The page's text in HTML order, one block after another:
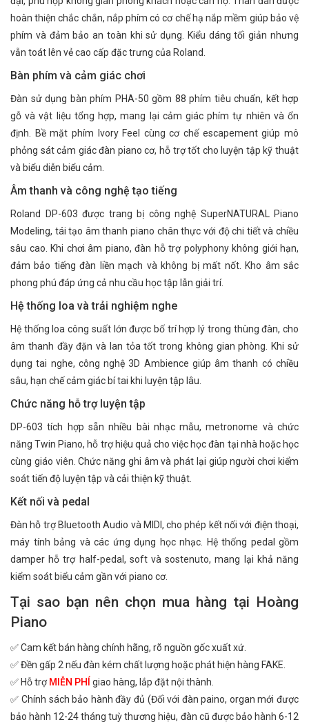
hoàn thiện chắc chắn, nắp phím có cơ chế hạ nắp mềm giúp bảo vệ
phím và đảm bảo an toàn khi sử dụng. Kiểu dáng tối giản nhưng
vẫn toát lên vẻ cao cấp đặc trưng của Roland.
Bàn phím và cảm giác chơi
Đàn sử dụng bàn phím PHA-50 gồm 88 phím tiêu chuẩn, kết hợp
gỗ và vật liệu tổng hợp, mang lại cảm giác phím tự nhiên và ổn
định. Bề mặt phím Ivory Feel cùng cơ chế escapement giúp mô
phỏng sát cảm giác đàn piano cơ, hỗ trợ tốt cho luyện tập kỹ thuật
và biểu diễn biểu cảm.
Âm thanh và công nghệ tạo tiếng
Roland DP-603 được trang bị công nghệ SuperNATURAL Piano
Modeling, tái tạo âm thanh piano chân thực với độ chi tiết và chiều
sâu cao. Khi chơi âm piano, đàn hỗ trợ polyphony không giới hạn,
đảm bảo tiếng đàn liền mạch và không bị mất nốt. Kho âm sắc
phong phú đáp ứng cả nhu cầu học tập lẫn giải trí.
Hệ thống loa và trải nghiệm nghe
Hệ thống loa công suất lớn được bố trí hợp lý trong thùng đàn, cho
âm thanh đầy đặn và lan tỏa tốt trong không gian phòng. Khi sử
dụng tai nghe, công nghệ 3D Ambience giúp âm thanh có chiều
sâu, hạn chế cảm giác bí tai khi luyện tập lâu.
Chức năng hỗ trợ luyện tập
DP-603 tích hợp sẵn nhiều bài nhạc mẫu, metronome và chức
năng Twin Piano, hỗ trợ hiệu quả cho việc học đàn tại nhà hoặc học
cùng giáo viên. Chức năng ghi âm và phát lại giúp người chơi kiểm
soát tiến độ luyện tập và cải thiện kỹ thuật.
Kết nối và pedal
Đàn hỗ trợ Bluetooth Audio và MIDI, cho phép kết nối với điện thoại,
máy tính bảng và các ứng dụng học nhạc. Hệ thống pedal gồm
damper hỗ trợ half-pedal, soft và sostenuto, mang lại khả năng
kiểm soát biểu cảm gần với piano cơ.
Tại sao bạn nên chọn mua hàng tại Hoàng
Piano
✅ Cam kết bán hàng chính hãng, rõ nguồn gốc xuất xứ.
✅ Đền gấp 2 nếu đàn kém chất lượng hoặc phát hiện hàng FAKE.
✅ Hỗ trợ MIỄN PHÍ giao hàng, lắp đặt nội thành.
✅ Chính sách bảo hành đầy đủ (Đối với đàn paino, organ mới được
bảo hành 12-24 tháng tuỳ thương hiệu, đàn cũ được bảo hành 6-12